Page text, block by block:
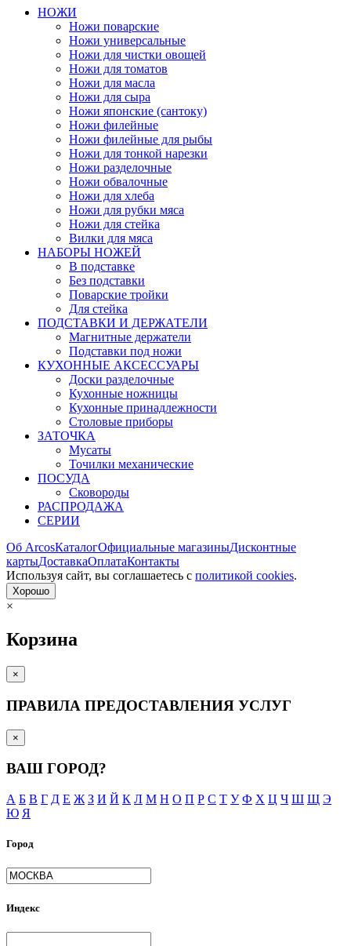
НОЖИ
Ножи поварские
Ножи универсальные
Ножи для чистки овощей
Ножи для томатов
Ножи для масла
Ножи для сыра
Ножи японские (сантоку)
Ножи филейные
Ножи филейные для рыбы
Ножи для тонкой нарезки
Ножи разделочные
Ножи обвалочные
Ножи для хлеба
Ножи для рубки мяса
Ножи для стейка
Вилки для мяса
НАБОРЫ НОЖЕЙ
В подставке
Без подставки
Поварские тройки
Для стейка
ПОДСТАВКИ И ДЕРЖАТЕЛИ
Магнитные держатели
Подставки под ножи
КУХОННЫЕ АКСЕССУАРЫ
Доски разделочные
Кухонные ножницы
Кухонные принадлежности
Столовые приборы
ЗАТОЧКА
Мусаты
Точилки механические
ПОСУДА
Сковороды
РАСПРОДАЖА
СЕРИИ
Об ArcosКаталогОфициальные магазиныДисконтные
картыДоставкаОплатаКонтакты
Используя сайт, вы согла­шаетесь с политикой cookies.
Хорошо
×
Корзина
×
ПРАВИЛА ПРЕДОСТАВЛЕНИЯ УСЛУГ
×
ВАШ ГОРОД?
А Б В Г Д Е Ж З И Й К Л М Н О П Р С Т У Ф Х Ц Ч Ш Щ Э
Ю Я
Город
Индекс